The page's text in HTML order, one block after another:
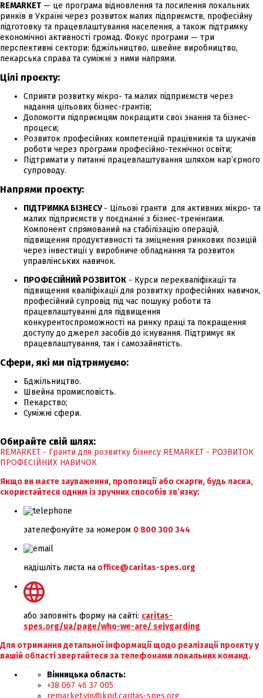
REMARKET — це програма відновлення та посилення локальних
ринків в Україні через розвиток малих підприємств, професійну
підготовку та працевлаштування населення, а також підтримку
економічної активності громад. Фокус програми — три
перспективні сектори: бджільництво, швейне виробництво,
пекарська справа та суміжні з ними напрями.
Цілі проєкту:
Сприяти розвитку мікро- та малих підприємств через
надання цільових бізнес-грантів;
Допомогти підприємцям покращити свої знання та бізнес-
процеси;
Розвиток професійних компетенцій працівників та шукачів
роботи через програми професійно-технічної освіти;
Підтримати у питанні працевлаштування шляхом кар’єрного
супроводу.
Напрями проєкту:
ПІДТРИМКА БІЗНЕСУ- Цільові гранти для активних мікро- та
малих підприємств у поєднанні з бізнес-тренінгами.
Компонент спрямований на стабілізацію операцій,
підвищення продуктивності та зміцнення ринкових позицій
через інвестиції у виробниче обладнання та розвиток
управлінських навичок.
ПРОФЕСІЙНИЙ РОЗВИТОК - Курси перекваліфікації та
підвищення кваліфікації для розвитку професійних навичок,
професійний супровід під час пошуку роботи та
працевлаштуванні для підвищення
конкурентоспроможності на ринку праці та покращення
доступу до джерел засобів до існування. Підтримує як
працевлаштування, так і самозайнятість.
Сфери, які ми підтримуємо:
Бджільництво.
Швейна промисловість.
Пекарство;
Суміжні сфери.
Обирайте свій шлях:
REMARKET - Гранти для розвитку бізнесу REMARKET - РОЗВИТОК
ПРОФЕСІЙНИХ НАВИЧОК
Якщо ви маєте зауваження, пропозиції або скарги, будь ласка,
скористайтеся одним із зручних способів зв’язку:
зателефонуйте за номером 0 800 300 344
надішліть листа на office@caritas-spes.org
або заповніть форму на сайті: caritas-
spes.org/ua/page/who-we-are/ sejvgarding
Для отримання детальної інформації щодо реалізації проєкту у
вашій області звертайтеся за телефонами локальних команд.
Вінницька область:
+38 067 46 37 005
remarket.vin@kpd.caritas-spes.org